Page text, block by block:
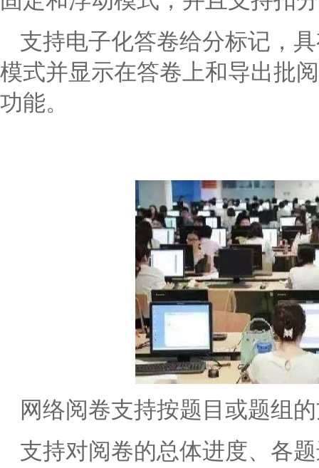
支持电子化答卷给分标记，
模式并显示在答卷上和导出批
功能。
网络阅卷支持按题目或题组
支持对阅卷的总体进度、各